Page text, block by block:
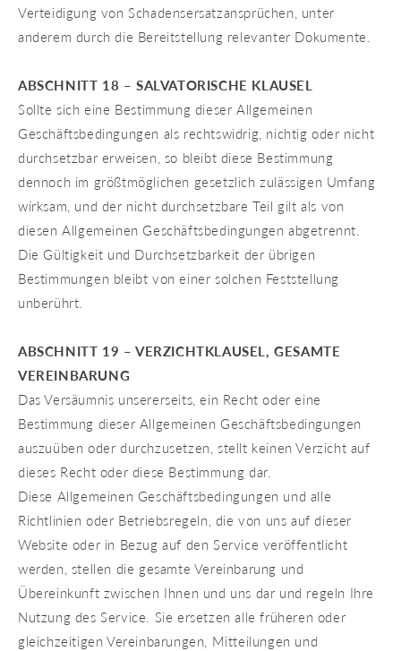
Verteidigung von Schadensersatzansprüchen, unter
anderem durch die Bereitstellung relevanter Dokumente.
ABSCHNITT 18 – SALVATORISCHE KLAUSEL
Sollte sich eine Bestimmung dieser Allgemeinen
Geschäftsbedingungen als rechtswidrig, nichtig oder nicht
durchsetzbar erweisen, so bleibt diese Bestimmung
dennoch im größtmöglichen gesetzlich zulässigen Umfang
wirksam, und der nicht durchsetzbare Teil gilt als von
diesen Allgemeinen Geschäftsbedingungen abgetrennt.
Die Gültigkeit und Durchsetzbarkeit der übrigen
Bestimmungen bleibt von einer solchen Feststellung
unberührt.
ABSCHNITT 19 – VERZICHTKLAUSEL, GESAMTE
VEREINBARUNG
Das Versäumnis unsererseits, ein Recht oder eine
Bestimmung dieser Allgemeinen Geschäftsbedingungen
auszuüben oder durchzusetzen, stellt keinen Verzicht auf
dieses Recht oder diese Bestimmung dar.
Diese Allgemeinen Geschäftsbedingungen und alle
Richtlinien oder Betriebsregeln, die von uns auf dieser
Website oder in Bezug auf den Service veröffentlicht
werden, stellen die gesamte Vereinbarung und
Übereinkunft zwischen Ihnen und uns dar und regeln Ihre
Nutzung des Service. Sie ersetzen alle früheren oder
gleichzeitigen Vereinbarungen, Mitteilungen und